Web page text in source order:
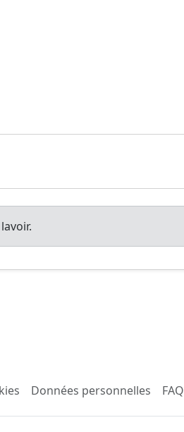
Données personnelles FAQ